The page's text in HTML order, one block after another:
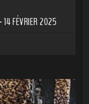
14 FÉVRIER 2025